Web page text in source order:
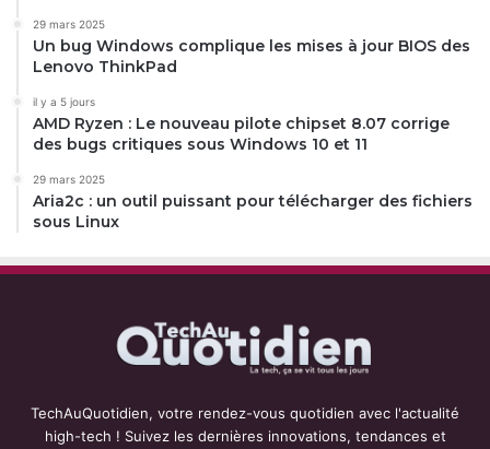
29 mars 2025
Un bug Windows complique les mises à jour BIOS des
Lenovo ThinkPad
il y a 5 jours
AMD Ryzen : Le nouveau pilote chipset 8.07 corrige
des bugs critiques sous Windows 10 et 11
29 mars 2025
Aria2c : un outil puissant pour télécharger des fichiers
sous Linux
TechAuQuotidien, votre rendez-vous quotidien avec l'actualité
high-tech ! Suivez les dernières innovations, tendances et